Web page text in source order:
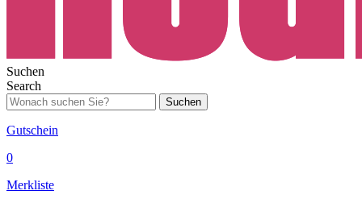
Suchen
Search
Suchen
Gutschein
0
Merkliste